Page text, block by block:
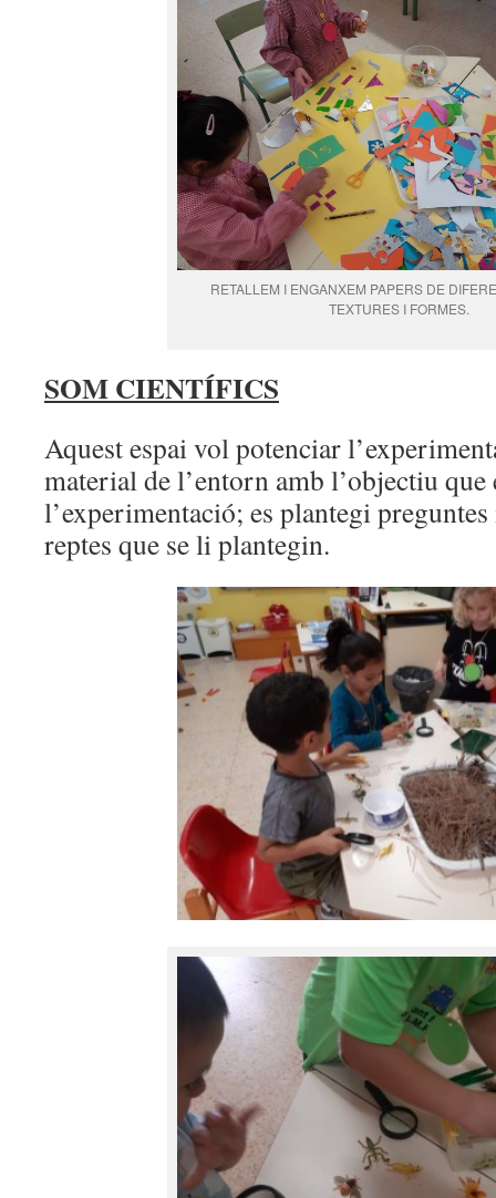
RETALLEM I ENGANXEM PAPERS DE
TEXTURES I FORMES.
SOM CIENTÍFICS
Aquest espai vol potenciar
material de l’entorn amb l’objectiu que
l’experimentació; es plantegi
reptes que se li plantegin.